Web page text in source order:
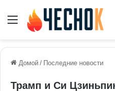
Меню
Домой / Последние новости
Трамп и Си